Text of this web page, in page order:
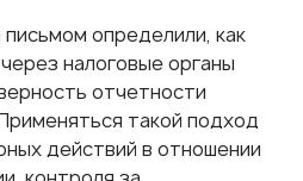
определили, как
налоговые органы
отчетности
такой подход
действий в отношении